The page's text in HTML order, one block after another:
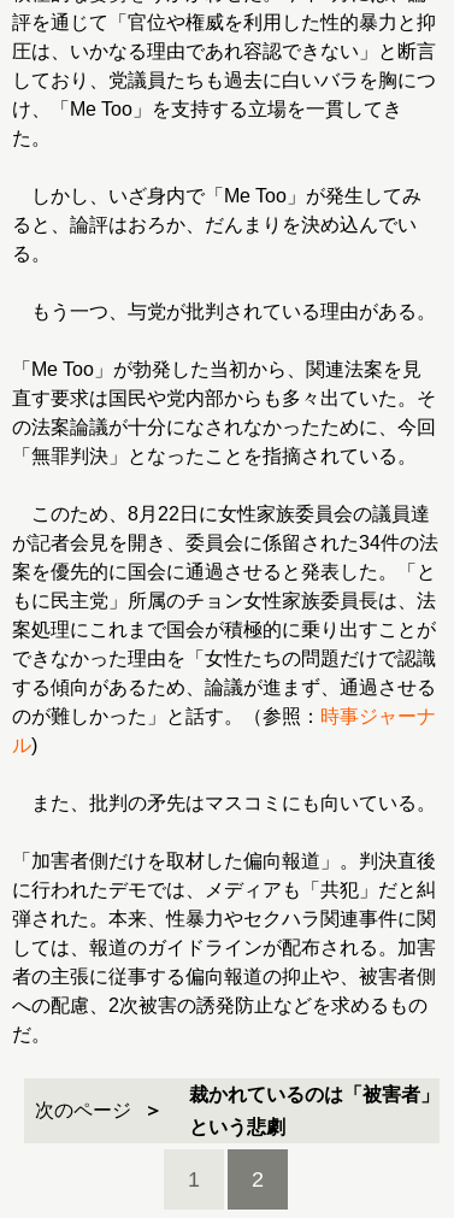
評を通じて「官位や権威を利用した性的暴力と抑
圧は、いかなる理由であれ容認できない」と断言
しており、党議員たちも過去に白いバラを胸につ
け、「Me Too」を支持する立場を一貫してき
た。
しかし、いざ身内で「Me Too」が発生してみ
ると、論評はおろか、だんまりを決め込んでい
る。
もう一つ、与党が批判されている理由がある。
「Me Too」が勃発した当初から、関連法案を見
直す要求は国民や党内部からも多々出ていた。そ
の法案論議が十分になされなかったために、今回
「無罪判決」となったことを指摘されている。
このため、8月22日に女性家族委員会の議員達
が記者会見を開き、委員会に係留された34件の法
案を優先的に国会に通過させると発表した。「と
もに民主党」所属のチョン女性家族委員長は、法
案処理にこれまで国会が積極的に乗り出すことが
できなかった理由を「女性たちの問題だけで認識
する傾向があるため、論議が進まず、通過させる
のが難しかった」と話す。（参照： 時事ジャーナ
ル)
また、批判の矛先はマスコミにも向いている。
「加害者側だけを取材した偏向報道」。判決直後
に行われたデモでは、メディアも「共犯」だと糾
弾された。本来、性暴力やセクハラ関連事件に関
しては、報道のガイドラインが配布される。加害
者の主張に従事する偏向報道の抑止や、被害者側
への配慮、2次被害の誘発防止などを求めるもの
だ。
次のページ
裁かれているのは「被害者」
1 2